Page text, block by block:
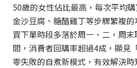
50歲的女性佔比最高，每次平均
金沙豆腐、糖醋雞丁等步驟繁複
買下單時段多落於周一、二，周
間，消費者回購率超過4成，顯見
零失敗的自煮新模式，有效解決時